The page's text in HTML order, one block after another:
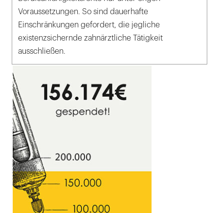
Voraussetzungen. So sind dauerhafte
Einschränkungen gefordert, die jegliche
existenzsichernde zahnärztliche Tätigkeit
ausschließen.